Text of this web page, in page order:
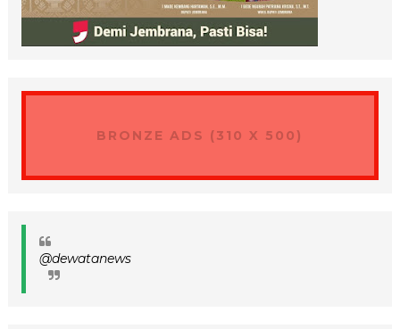
BRONZE ADS (310 X 500)
@dewatanews